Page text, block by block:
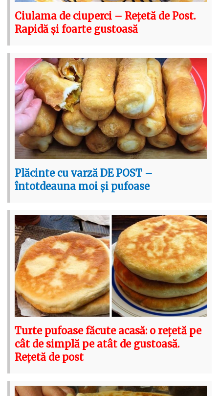
Ciulama de ciuperci – Rețetă de Post.
Rapidă și foarte gustoasă
Plăcinte cu varză DE POST –
întotdeauna moi și pufoase
Turte pufoase făcute acasă: o rețetă pe
cât de simplă pe atât de gustoasă.
Rețetă de post